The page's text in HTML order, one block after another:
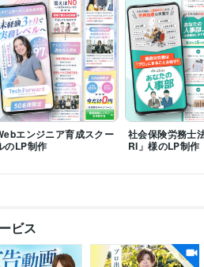
のLPコンペにて銀賞を受賞
ェルジュ 取得年 : 2020年
） 取得年 : 2014年
ーク
エンジニア育成スクー
のLP制作
社会保険労務士
RI」様のLP制作
ビス